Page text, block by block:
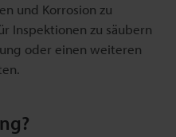
und Korrosion zu
Inspektionen zu säubern
oder einen weiteren